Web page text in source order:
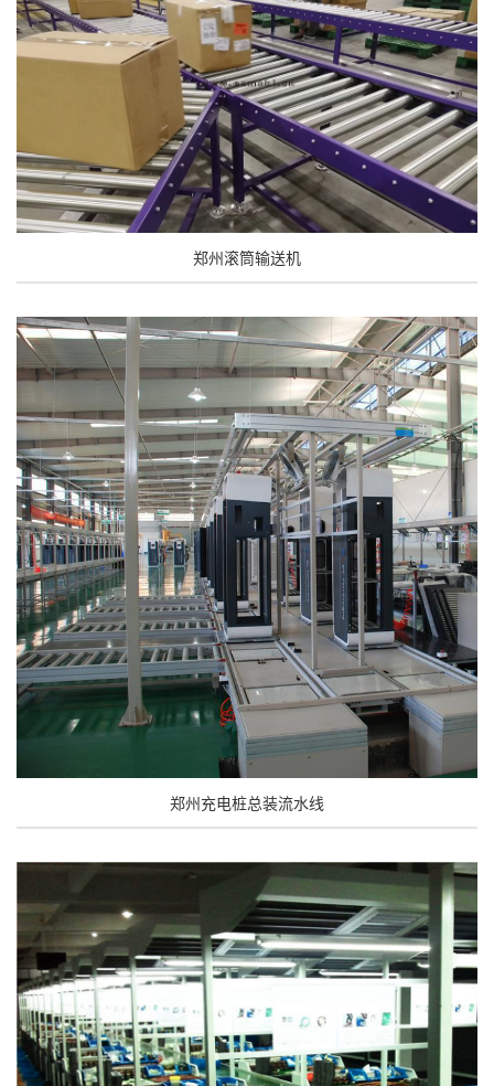
郑州滚筒输送机
郑州充电桩总装流水线